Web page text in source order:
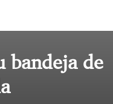
bandeja de